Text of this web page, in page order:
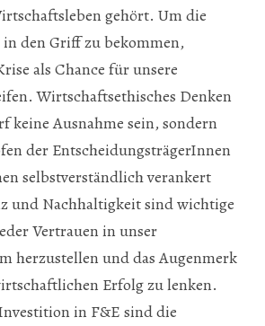
gehört. Um die
den Griff zu bekommen,
als Chance für unsere
Wirtschaftsethisches Denken
keine Ausnahme sein, sondern
der EntscheidungsträgerInnen
selbstverständlich verankert
und Nachhaltigkeit sind wichtige
Vertrauen in unser
herzustellen und das Augenmerk
Erfolg zu lenken.
in F&E sind die